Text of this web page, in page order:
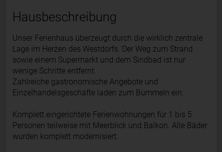
Hausbeschreibung
Unser Ferienhaus überzeugt durch die wirklich zentrale
Lage im Herzen des Westdorfs. Der Weg zum Strand
sowie einem Supermarkt und dem Sindbad ist nur
wenige Schritte entfernt.
Zahlreiche gastronomische Angebote und
Einzelhandelsgeschäfte laden zum Bummeln ein.
Komplett eingerichtete Ferienwohnungen für 1 bis 5
Personen teilweise mit Meerblick und Balkon. Alle Bäder
wurden komplett modernisiert.